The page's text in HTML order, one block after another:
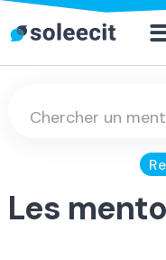
Les